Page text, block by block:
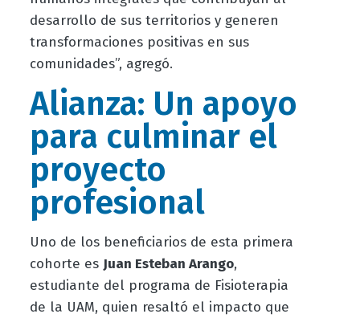
desarrollo de sus territorios y generen
transformaciones positivas en sus
comunidades”, agregó.
Alianza: Un apoyo
para culminar el
proyecto
profesional
Uno de los beneficiarios de esta primera
cohorte es Juan Esteban Arango,
estudiante del programa de Fisioterapia
de la UAM, quien resaltó el impacto que